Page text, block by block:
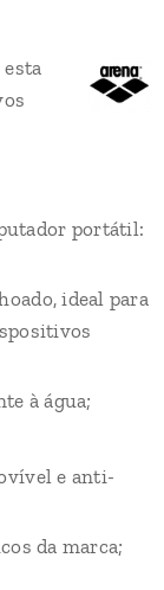
portátil:
ideal para
à água;
e anti-
da marca;